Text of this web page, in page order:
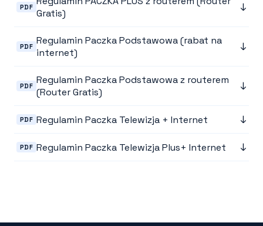
PDF Gratis)
↓
PDF Regulamin Paczka Podstawowa (rabat na
internet)
↓
PDF Regulamin Paczka Podstawowa z routerem
(Router Gratis)
↓
PDF Regulamin Paczka Telewizja + Internet ↓
PDF Regulamin Paczka Telewizja Plus+ Internet ↓